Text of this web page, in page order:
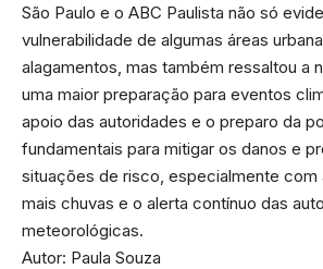
São Paulo e o ABC Paulista não só
vulnerabilidade de algumas áreas
alagamentos, mas também ressaltou a
uma maior preparação para eventos
apoio das autoridades e o preparo da
fundamentais para mitigar os danos e
situações de risco, especialmente com
mais chuvas e o alerta contínuo das
meteorológicas.
Autor: Paula Souza